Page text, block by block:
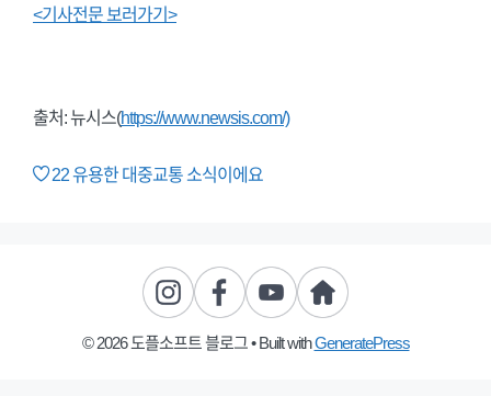
<기사전문 보러가기>
출처: 뉴시스(https://www.newsis.com/)
22유용한 대중교통 소식이에요
© 2026 도플소프트 블로그• Built withGeneratePress